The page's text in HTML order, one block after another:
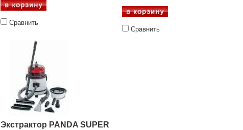
Сравнить
Сравнить
Экстрактор PANDA SUPER